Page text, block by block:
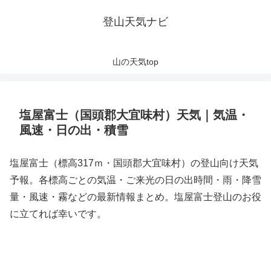
登山天気ナビ
山の天気top
塩屋富士（国頭郡大宜味村）天気｜気温・
風速・日の出・積雪
塩屋富士（標高317ｍ・国頭郡大宜味村）の登山向け天気
予報。各標高ごとの気温・ご来光の日の出時間・雨・降雪
量・風速・霧などの最新情報まとめ。塩屋富士登山のお役
に立てれば幸いです。